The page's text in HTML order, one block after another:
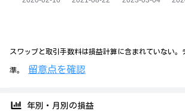
スワップと取引手数料は損益計算に含まれていない。
準。 留意点を確認
年別・月別の損益